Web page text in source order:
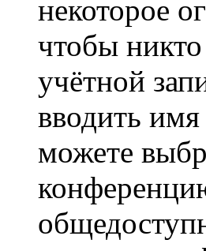
некоторое
чтобы
учётной
вводить
можете